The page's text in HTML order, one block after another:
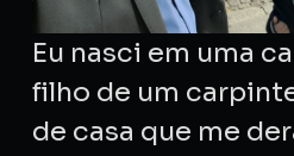
Eu nasci em uma
filho de um
de casa que me